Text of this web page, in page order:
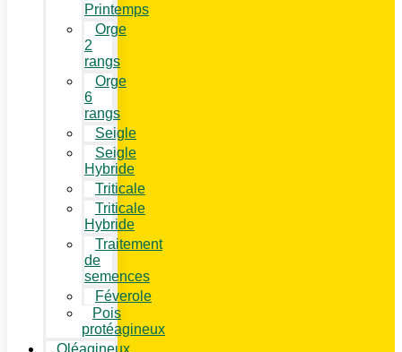
Printemps
Orge
2
rangs
Orge
6
rangs
Seigle
Seigle
Hybride
Triticale
Triticale
Hybride
Traitement
de
semences
Féverole
Pois
protéagineux
Oléagineux